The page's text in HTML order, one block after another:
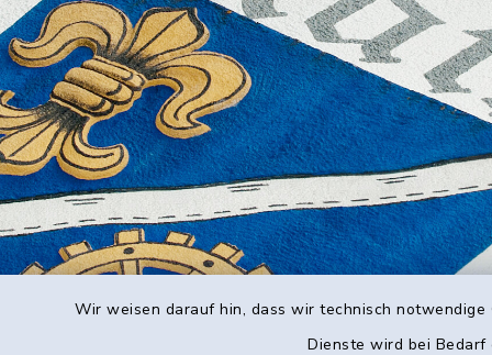
Wir weisen darauf hin, dass wir technisch
Dienste wird bei